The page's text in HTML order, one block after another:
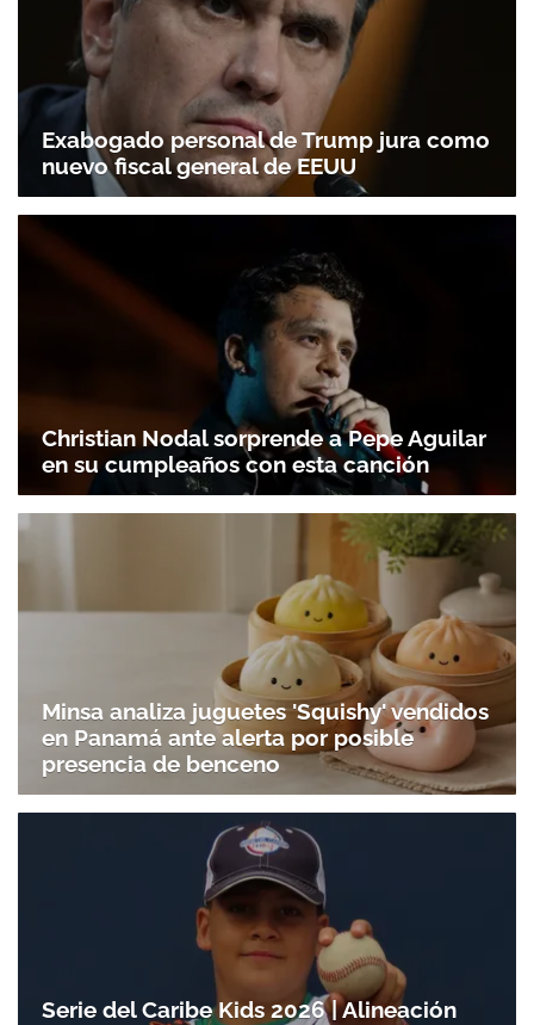
Exabogado personal de Trump jura como
nuevo fiscal general de EEUU
Christian Nodal sorprende a Pepe Aguilar
en su cumpleaños con esta canción
Minsa analiza juguetes 'Squishy' vendidos
en Panamá ante alerta por posible
presencia de benceno
Serie del Caribe Kids 2026 | Alineación